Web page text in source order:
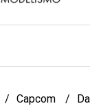
Capcom